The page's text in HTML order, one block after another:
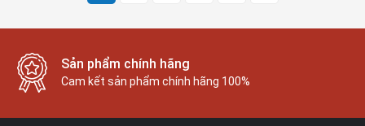
Sản phẩm chính hãng
Cam kết sản phẩm chính hãng 100%